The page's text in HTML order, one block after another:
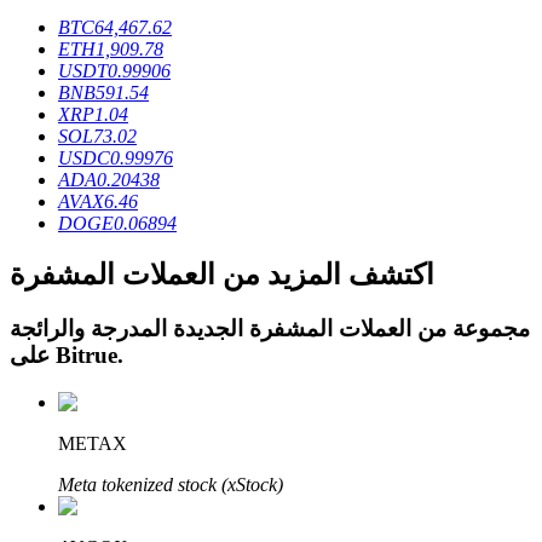
BTC64,467.62
ETH1,909.78
USDT0.99906
BNB591.54
XRP1.04
SOL73.02
USDC0.99976
ADA0.20438
AVAX6.46
DOGE0.06894
اكتشف المزيد من العملات المشفرة
مجموعة من العملات المشفرة الجديدة المدرجة والرائجة
Bitrue.
METAX
Meta tokenized stock (xStock)